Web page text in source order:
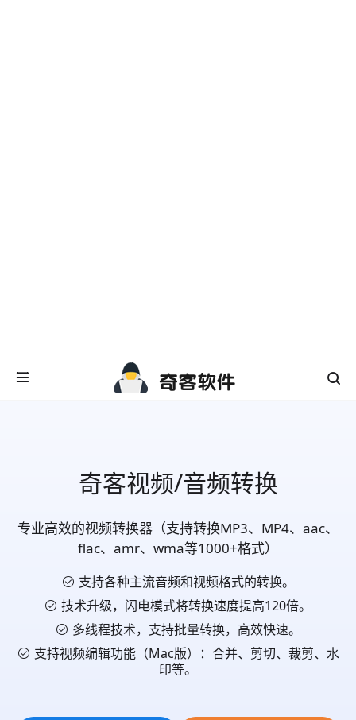
奇客视频/音频转换
专业高效的视频转换器（支持转换MP3、MP4、aac、
flac、amr、wma等1000+格式）
支持各种主流音频和视频格式的转换。
技术升级，闪电模式将转换速度提高120倍。
多线程技术，支持批量转换，高效快速。
支持视频编辑功能（Mac版）：合并、剪切、裁剪、水
印等。